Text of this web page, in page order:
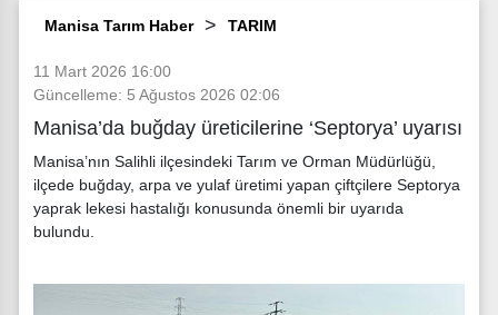
Manisa Tarım Haber TARIM
11 Mart 2026 16:00
Güncelleme: 5 Ağustos 2026 02:06
Manisa’da buğday üreticilerine ‘Septorya’ uyarısı
Manisa’nın Salihli ilçesindeki Tarım ve Orman Müdürlüğü,
ilçede buğday, arpa ve yulaf üretimi yapan çiftçilere Septorya
yaprak lekesi hastalığı konusunda önemli bir uyarıda
bulundu.